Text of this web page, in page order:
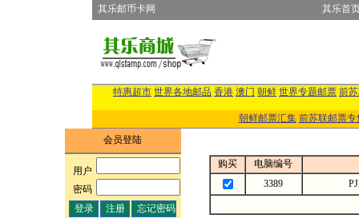
其乐邮币卡网 其乐首
特惠超市 世界各地邮品 香港 澳门 朝鲜 世界专题邮票 前
朝鲜邮票汇集 前苏联邮票专
会员登陆
用户:
密码:
购买
电脑编号
3389